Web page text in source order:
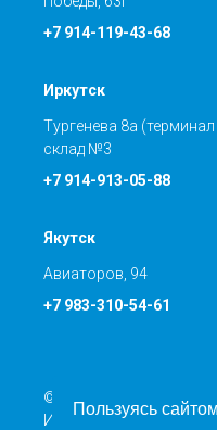
+7 914-119-43-68
Иркутск
Тургенева 8а
склад №3
+7 914-913-05-88
Якутск
Авиаторов, 94
+7 983-310-54-61
© Транспортная
ИНН: 5401366844 КПП:
Пользуясь